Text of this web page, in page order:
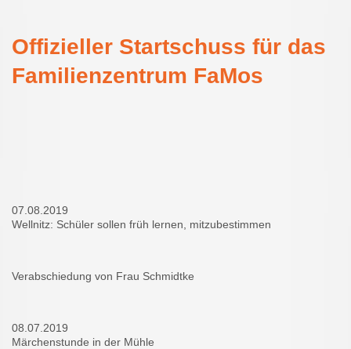
Offizieller Startschuss für das
Familienzentrum FaMos
07.08.2019
Wellnitz: Schüler sollen früh lernen, mitzubestimmen
Verabschiedung von Frau Schmidtke
08.07.2019
Märchenstunde in der Mühle